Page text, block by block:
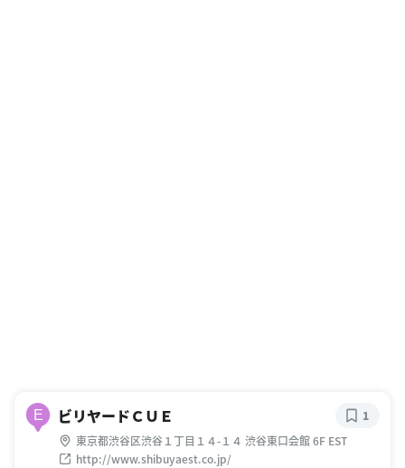
E ビリヤードＣＵＥ
東京都渋谷区渋谷１丁目１４-１４ 渋谷東口会館 6F EST
http://www.shibuyaest.co.jp/
1